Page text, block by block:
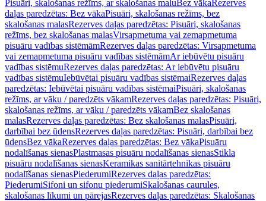
Pisuāri, skalošanas režīms, ar skalošanas maluBez vākaRezerves
daļas paredzētas: Bez vākaPisuāri, skalošanas režīms, bez
skalošanas malasRezerves daļas paredzētas: Pisuāri, skalošanas
režīms, bez skalošanas malasVirsapmetuma vai zemapmetuma
pisuāru vadības sistēmāmRezerves daļas paredzētas: Virsapmetuma
vai zemapmetuma pisuāru vadības sistēmāmAr iebūvētu pisuāru
vadības sistēmuRezerves daļas paredzētas: Ar iebūvētu pisuāru
vadības sistēmuIebūvētai pisuāru vadības sistēmaiRezerves daļas
paredzētas: Iebūvētai pisuāru vadības sistēmaiPisuāri, skalošanas
režīms, ar vāku / paredzēts vākamRezerves daļas paredzētas: Pisuāri,
skalošanas režīms, ar vāku / paredzēts vākamBez skalošanas
malasRezerves daļas paredzētas: Bez skalošanas malasPisuāri,
darbībai bez ūdensRezerves daļas paredzētas: Pisuāri, darbībai bez
ūdensBez vākaRezerves daļas paredzētas: Bez vākaPisuāru
nodalīšanas sienasPlastmasas pisuāru nodalīšanas sienasStikla
pisuāru nodalīšanas sienasKeramikas sanitārtehnikas pisuāru
nodalīšanas sienasPiederumiRezerves daļas paredzētas:
PiederumiSifoni un sifonu piederumiSkalošanas caurules,
skalošanas līkumi un pārejasRezerves daļas paredzētas: Skalošanas